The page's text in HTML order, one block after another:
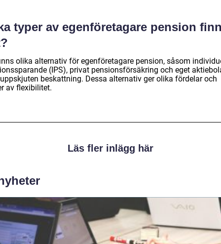
typer av egenföretagare pension
olika alternativ för egenföretagare pension, såsom
(IPS), privat pensionsförsäkring och eget
beskattning. Dessa alternativ ger olika fördelar och
av flexibilitet.
Läs fler inlägg här